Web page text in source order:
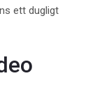
ett dugligt